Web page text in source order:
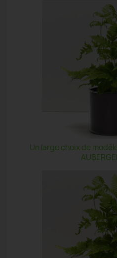
Un large choix de